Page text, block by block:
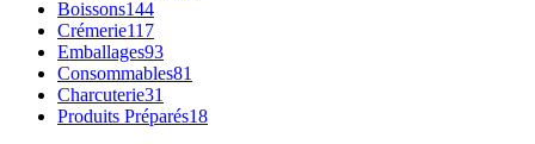
Boissons144
Crémerie117
Emballages93
Consommables81
Charcuterie31
Produits Préparés18